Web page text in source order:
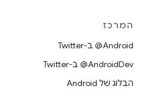
המרכז
‎@Android ב-Twitter
‎@AndroidDev ב-Twitter
הבלוג של Android